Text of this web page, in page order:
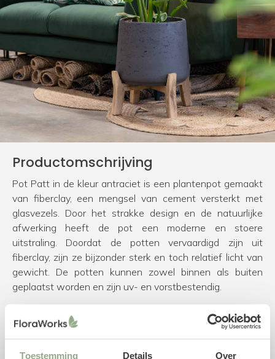
Toestemming Details Over
Productomschrijving
Pot Patt in de kleur antraciet is een plantenpot gemaakt
van fiberclay, een mengsel van cement versterkt met
glasvezels. Door het strakke design en de natuurlijke
afwerking heeft de pot een moderne en stoere
uitstraling. Doordat de potten vervaardigd zijn uit
fiberclay, zijn ze bijzonder sterk en toch relatief licht van
gewicht. De potten kunnen zowel binnen als buiten
geplaatst worden en zijn uv- en vorstbestendig.
Specificaties pot
Diameter: 34 cm
Hoogte: 28,5 cm